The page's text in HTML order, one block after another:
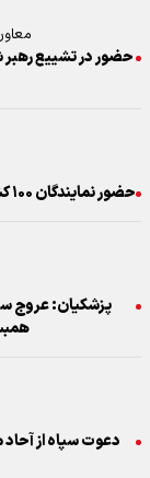
حضور در تشییع رهبر
حضور نمایندگان ۱۰۰ کشور در آیین بدرقه رهبر شهید
پزشکیان: عروج
دعوت سپاه از